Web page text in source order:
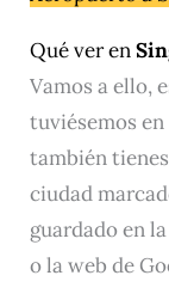
Qué ver en
Vamos a ello,
tuviésemos
también
ciudad
guardado en
o la web de